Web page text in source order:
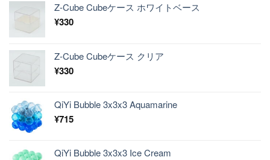
Z-Cube Cubeケース ホワイトベース
¥330
Z-Cube Cubeケース クリア
¥330
QiYi Bubble 3x3x3 Aquamarine
¥715
QiYi Bubble 3x3x3 Ice Cream